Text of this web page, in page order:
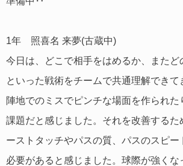
1年 照喜名 来夢(古蔵中)
今日は、どこで相手をはめるか、またど
といった戦術をチームで共通理解できて
陣地でのミスでピンチな場面を作られ
課題だと感じました。それを改善するた
ーストタッチやパスの質、パスのスピー
必要があると感じました。球際が強くな